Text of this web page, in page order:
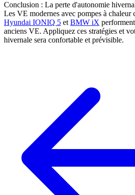
Conclusion : La perte d'autonomie
Les VE modernes avec pompes à chaleur
Hyundai IONIQ 5 etBMW iX
anciens VE. Appliquez ces stratégies et
hivernale sera confortable et prévisible.